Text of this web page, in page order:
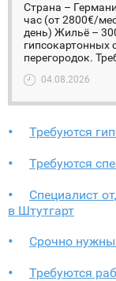
Страна –
час (от 2800€/
день) Жильё –
гипсокартонных
перегородок.
04.08.2026
Требуются
Требуются
Специалист
в Штутгарт
Срочно
Требуются